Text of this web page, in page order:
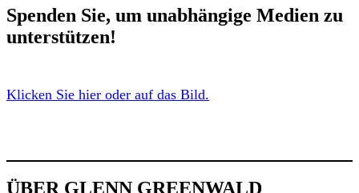
Spenden Sie, um unabhängige Medien zu
unterstützen!
Klicken Sie hier oder auf das Bild.
ÜBER GLENN GREENWALD